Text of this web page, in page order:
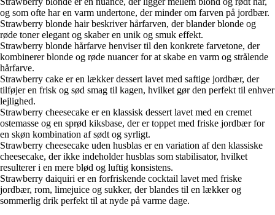
og som ofte har en varm undertone, der minder om farven på jordbær.
Strawberry blonde hair beskriver hårfarven, der blander blonde og
røde toner elegant og skaber en unik og smuk effekt.
Strawberry blonde hårfarve henviser til den konkrete farvetone, der
kombinerer blonde og røde nuancer for at skabe en varm og strålende
hårfarve.
Strawberry cake er en lækker dessert lavet med saftige jordbær, der
tilføjer en frisk og sød smag til kagen, hvilket gør den perfekt til enhver
lejlighed.
Strawberry cheesecake er en klassisk dessert lavet med en cremet
ostemasse og en sprød kiksbase, der er toppet med friske jordbær for
en skøn kombination af sødt og syrligt.
Strawberry cheesecake uden husblas er en variation af den klassiske
cheesecake, der ikke indeholder husblas som stabilisator, hvilket
resulterer i en mere blød og luftig konsistens.
Strawberry daiquiri er en forfriskende cocktail lavet med friske
jordbær, rom, limejuice og sukker, der blandes til en lækker og
sommerlig drik perfekt til at nyde på varme dage.